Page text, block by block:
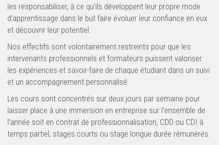
les responsabiliser, à ce qu’ils développent leur propre mode
d’apprentissage dans le but faire évoluer leur confiance en eux
et découvrir leur potentiel.
Nos effectifs sont volontairement restreints pour que les
intervenants professionnels et formateurs puissent valoriser
les expériences et savoir-faire de chaque étudiant dans un suivi
et un accompagnement personnalisé.
Les cours sont concentrés sur deux jours par semaine pour
laisser place à une immersion en entreprise sur l’ensemble de
l’année soit en contrat de professionnalisation, CDD ou CDI à
temps partiel, stages courts ou stage longue durée rémunérés.